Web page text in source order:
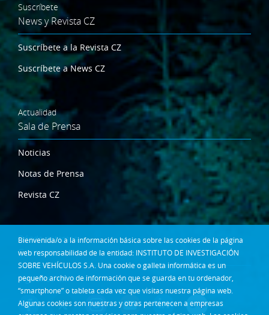
Bienvenida/o a la información básica sobre las cookies de la página
web responsabilidad de la entidad: INSTITUTO DE INVESTIGACIÓN
SOBRE VEHÍCULOS S.A. Una cookie o galleta informática es un
pequeño archivo de información que se guarda en tu ordenador,
“smartphone” o tableta cada vez que visitas nuestra página web.
Algunas cookies son nuestras y otras pertenecen a empresas
Suscríbete
News y Revista CZ
Suscríbete a la Revista CZ
Suscríbete a News CZ
Actualidad
Sala de Prensa
Noticias
Notas de Prensa
Revista CZ
Dónde estamos
Contacta
Síguenos en: